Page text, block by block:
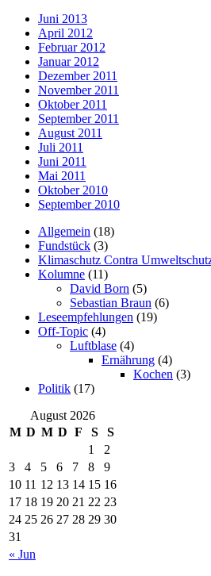
Juni 2013
April 2012
Februar 2012
Januar 2012
Dezember 2011
November 2011
Oktober 2011
September 2011
August 2011
Juli 2011
Juni 2011
Mai 2011
Oktober 2010
September 2010
Allgemein (18)
Fundstück (3)
Klimaschutz Contra
Kolumne (11)
David Born (5)
Sebastian Braun (6)
Leseempfehlungen (19)
Off-Topic (4)
Luftblase (4)
Ernährung (4)
Kochen (3)
Politik (17)
August 2026
M D M D F S S
« Jun
1
2
3
4 5 6 7 8
9
10 11 12 13 14 15 16
17 18 19 20 21 22 23
24 25 26 27 28 29 30
31